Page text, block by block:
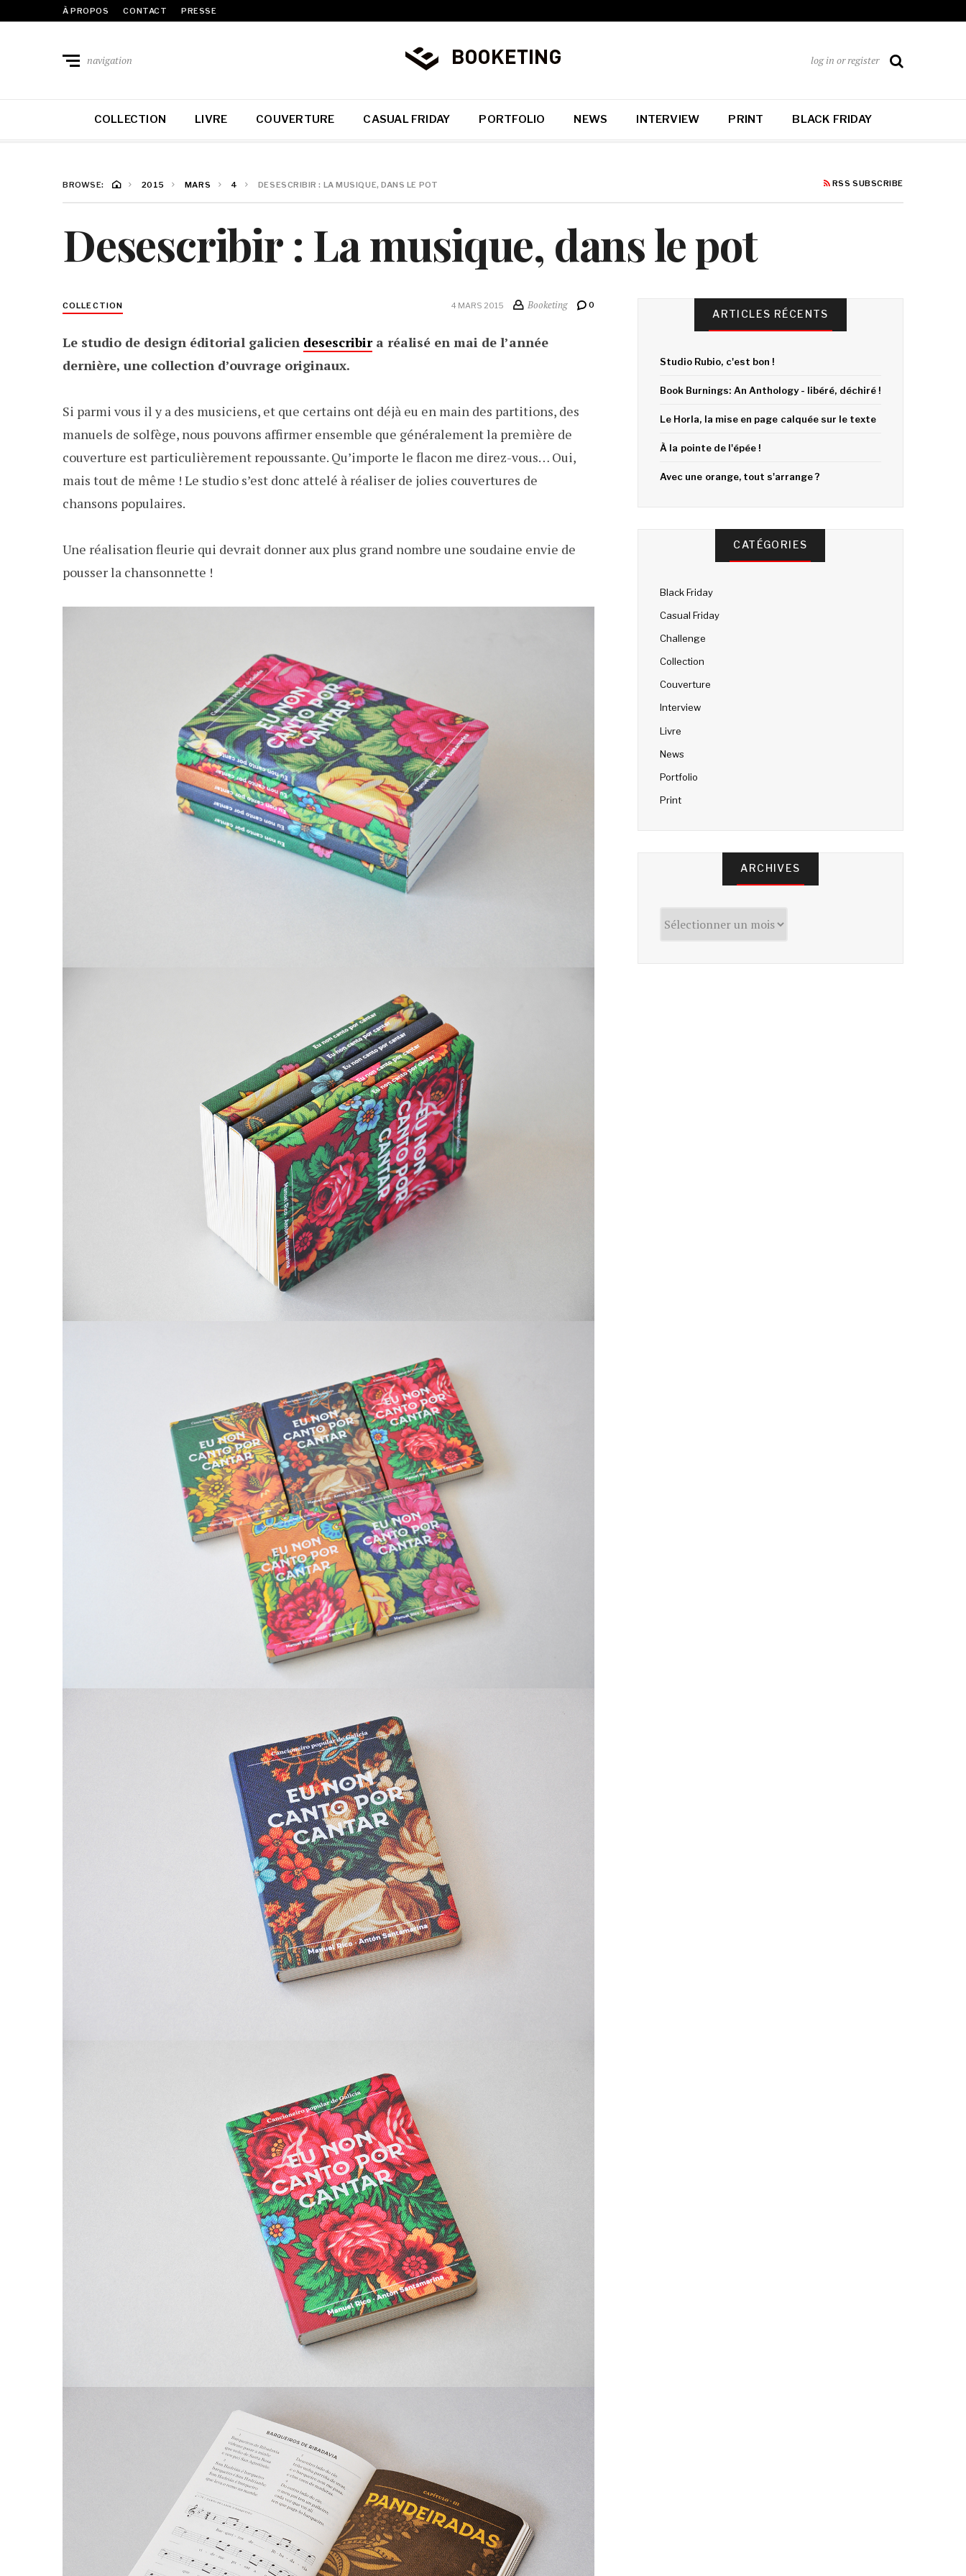
À PROPOS CONTACT PRESSE
navigation log in or register
COLLECTION LIVRE COUVERTURE CASUAL FRIDAY PORTFOLIO NEWS INTERVIEW PRINT BLACK FRIDAY
BROWSE: 2015 MARS 4 DESESCRIBIR : LA MUSIQUE, DANS LE POT RSS SUBSCRIBE
Desescribir : La musique, dans le pot
COLLECTION 4 MARS 2015 Booketing 0
Le studio de design éditorial galicien desescribira réalisé en mai de l’année
dernière, une collection d’ouvrage originaux.
Si parmi vous il y a des musiciens, et que certains ont déjà eu en main des partitions, des
manuels de solfège, nous pouvons affirmer ensemble que généralement la première de
couverture est particulièrement repoussante. Qu’importe le flacon me direz-vous… Oui,
mais tout de même ! Le studio s’est donc attelé à réaliser de jolies couvertures de
chansons populaires.
Une réalisation fleurie qui devrait donner aux plus grand nombre une soudaine envie de
pousser la chansonnette !
ARTICLES RÉCENTS
Studio Rubio, c'est bon !
Book Burnings: An Anthology - libéré, déchiré !
Le Horla, la mise en page calquée sur le texte
À la pointe de l'épée !
Avec une orange, tout s'arrange ?
CATÉGORIES
Black Friday
Casual Friday
Challenge
Collection
Couverture
Interview
Livre
News
Portfolio
Print
ARCHIVES